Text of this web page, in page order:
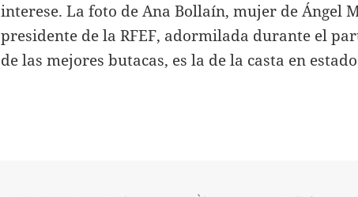
interese. La foto de Ana Bollaín, mujer de Ángel
presidente de la RFEF, adormilada durante el
de las mejores butacas, es la de la casta en